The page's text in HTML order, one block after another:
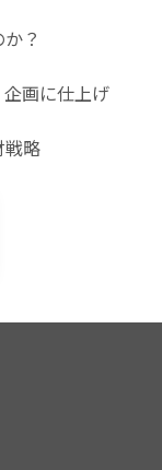
？
画に仕上げ
戦略